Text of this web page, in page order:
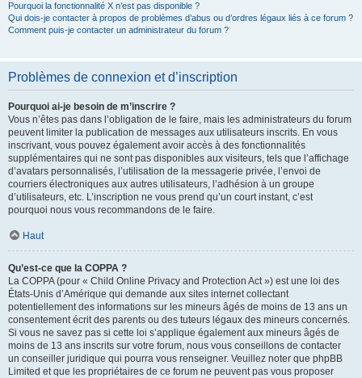
Pourquoi la fonctionnalité X n’est pas disponible ?
Qui dois-je contacter à propos de problèmes d’abus ou d’ordres légaux liés à ce forum ?
Comment puis-je contacter un administrateur du forum ?
Problèmes de connexion et d’inscription
Pourquoi ai-je besoin de m’inscrire ?
Vous n’êtes pas dans l’obligation de le faire, mais les administrateurs du forum
peuvent limiter la publication de messages aux utilisateurs inscrits. En vous
inscrivant, vous pouvez également avoir accès à des fonctionnalités
supplémentaires qui ne sont pas disponibles aux visiteurs, tels que l’affichage
d’avatars personnalisés, l’utilisation de la messagerie privée, l’envoi de
courriers électroniques aux autres utilisateurs, l’adhésion à un groupe
d’utilisateurs, etc. L’inscription ne vous prend qu’un court instant, c’est
pourquoi nous vous recommandons de le faire.
Haut
Qu’est-ce que la COPPA ?
La COPPA (pour « Child Online Privacy and Protection Act ») est une loi des
États-Unis d’Amérique qui demande aux sites internet collectant
potentiellement des informations sur les mineurs âgés de moins de 13 ans un
consentement écrit des parents ou des tuteurs légaux des mineurs concernés.
Si vous ne savez pas si cette loi s’applique également aux mineurs âgés de
moins de 13 ans inscrits sur votre forum, nous vous conseillons de contacter
un conseiller juridique qui pourra vous renseigner. Veuillez noter que phpBB
Limited et que les propriétaires de ce forum ne peuvent pas vous proposer